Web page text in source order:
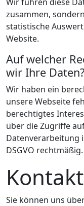
zusammen,
statistische
Website.
Auf welcher
wir Ihre Daten?
Wir haben ein
unsere Webseite
berechtigtes
über die Zugriffe
Datenverarbeitung
DSGVO rechtmäßig.
Sie können uns